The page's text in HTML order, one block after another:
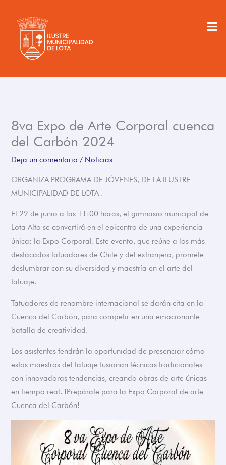
contenido
8va Expo de Arte Corporal cuenca
del Carbón 2024
Deja un comentario / Noticias
ORGANIZA PROGRAMA DE JÓVENES, DE LA ILUSTRE
MUNICIPALIDAD DE LOTA .
El 22 de junio a las 11:00 horas, el gimnasio municipal de
Lota Alto se convertirá en el epicentro de una experiencia
única: la Expo Corporal. Este evento, que reúne a los más
destacados tatuadores de Chile y del extranjero, promete
deslumbrar con su diversidad y maestría en el arte del
tatuaje.
Tatuadores de renombre internacional se darán cita en la
Cuenca del Carbón, para competir en una emocionante
batalla de creatividad.
Los asistentes tendrán la oportunidad de presenciar cómo
estos maestros del tatuaje fusionan técnicas tradicionales
con innovadoras tendencias, creando obras de arte únicas
en tiempo real. ¡Prepárate para la Expo Corporal de arte
Cuenca del Carbón!